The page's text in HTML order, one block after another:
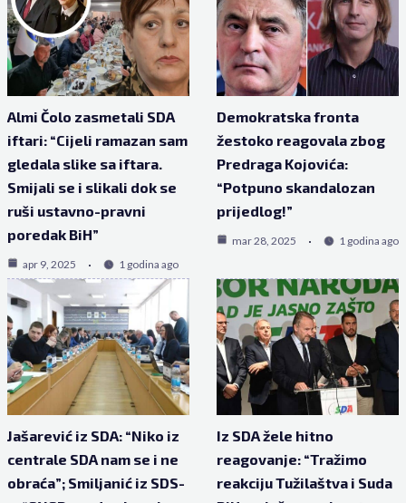
Almi Čolo zasmetali SDA
iftari: “Cijeli ramazan sam
gledala slike sa iftara.
Smijali se i slikali dok se
ruši ustavno-pravni
poredak BiH”
apr 9, 2025 1 godina ago
Demokratska fronta
žestoko reagovala zbog
Predraga Kojovića:
“Potpuno skandalozan
prijedlog!”
mar 28, 2025 1 godina ago
Jašarević iz SDA: “Niko iz
centrale SDA nam se i ne
obraća”; Smiljanić iz SDS-
Iz SDA žele hitno
reagovanje: “Tražimo
reakciju Tužilaštva i Suda